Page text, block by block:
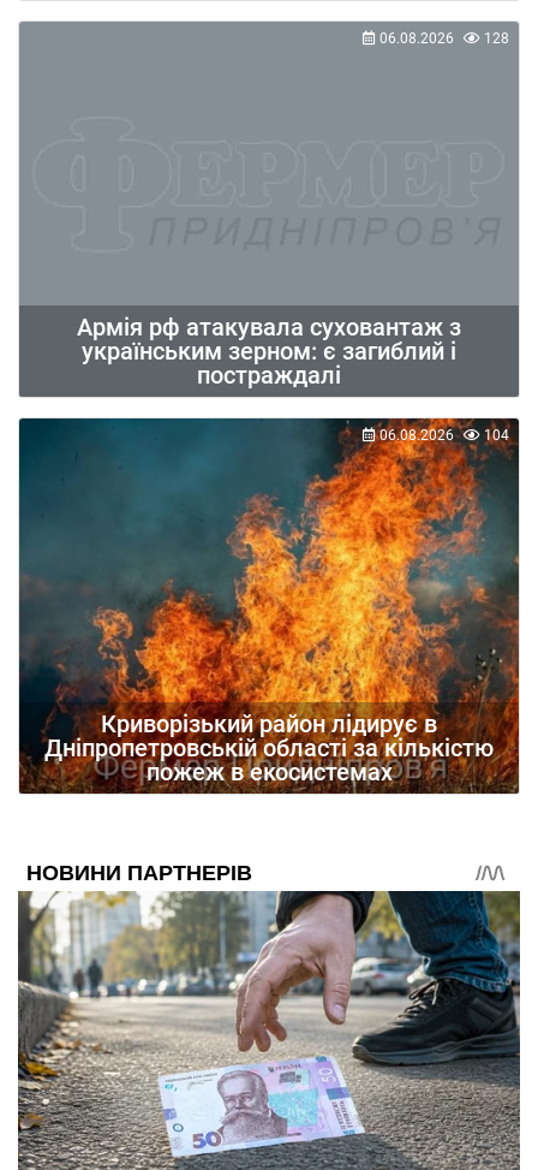
Армія рф атакувала суховантаж з
українським зерном: є загиблий і
постраждалі
06.08.2026 128
Криворізький район лідирує в
Дніпропетровській області за кількістю
пожеж в екосистемах
06.08.2026 104